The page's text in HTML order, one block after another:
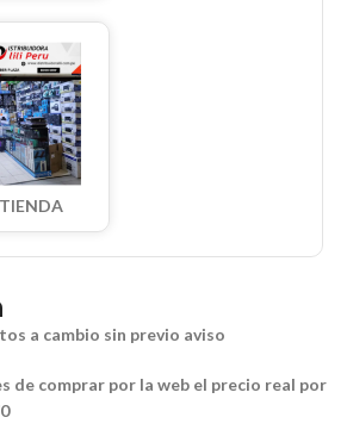
a cambio sin previo aviso
de comprar por la web el precio real por